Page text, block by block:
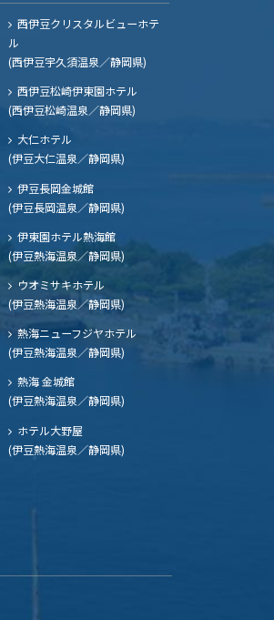
西伊豆クリスタルビューホテ
ル
(西伊豆宇久須温泉／静岡県)
西伊豆松崎伊東園ホテル
(西伊豆松崎温泉／静岡県)
大仁ホテル
(伊豆大仁温泉／静岡県)
伊豆長岡金城館
(伊豆長岡温泉／静岡県)
伊東園ホテル熱海館
(伊豆熱海温泉／静岡県)
ウオミサキホテル
(伊豆熱海温泉／静岡県)
熱海ニューフジヤホテル
(伊豆熱海温泉／静岡県)
熱海 金城館
(伊豆熱海温泉／静岡県)
ホテル大野屋
(伊豆熱海温泉／静岡県)